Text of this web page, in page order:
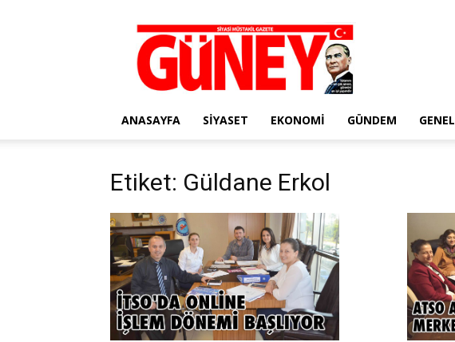
Gazete
Güney
ANASAYFA SIYASET EKONOMI GÜNDEM GENEL
Etiket: Güldane Erkol